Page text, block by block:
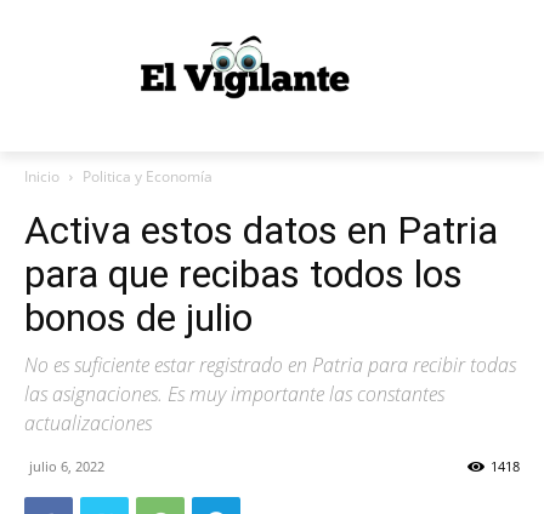
Inicio Politica y Economía
Activa estos datos en Patria
para que recibas todos los
bonos de julio
No es suficiente estar registrado en Patria para recibir todas
las asignaciones. Es muy importante las constantes
actualizaciones
julio 6, 2022 1418